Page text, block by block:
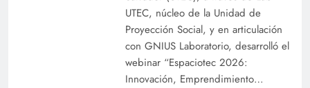
UTEC, núcleo de la Unidad de
Proyección Social, y en articulación
con GNIUS Laboratorio, desarrolló el
webinar “Espaciotec 2026:
Innovación, Emprendimiento…